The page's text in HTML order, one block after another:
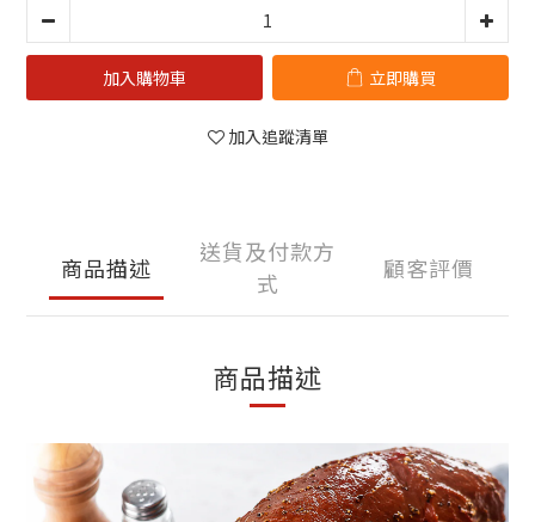
加入購物車 立即購買
加入追蹤清單
商品描述
送貨及付款方
式
顧客評價
商品描述